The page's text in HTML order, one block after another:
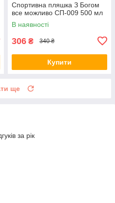
Спортивна пляшка З Богом
все можливо СП-009 500 мл
В наявності
306 ₴ 340 ₴
Купити
ще
за рік